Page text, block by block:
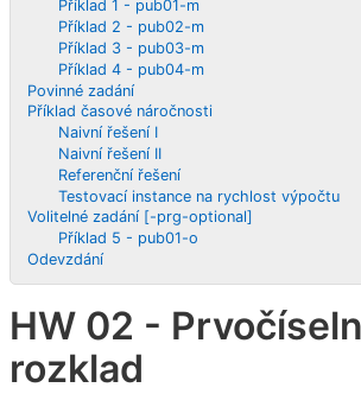
Příklad 1 - pub01-m
Příklad 2 - pub02-m
Příklad 3 - pub03-m
Příklad 4 - pub04-m
Povinné zadání
Příklad časové náročnosti
Naivní řešení I
Naivní řešení II
Referenční řešení
Testovací instance na rychlost výpočtu
Volitelné zadání [-prg-optional]
Příklad 5 - pub01-o
Odevzdání
HW 02 -
rozklad